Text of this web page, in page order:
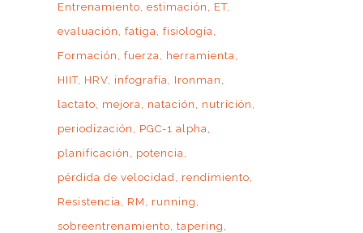
Entrenamiento estimación
ET
evaluación
fatiga fisiología
Formación
fuerza
herramienta
HIIT HRV infografía
Ironman
lactato
mejora natación
nutrición
periodización
PGC-1 alpha
planificación
potencia
pérdida de velocidad
rendimiento
Resistencia
RM
running
sobreentrenamiento tapering